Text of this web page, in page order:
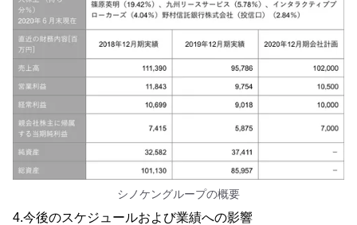
シノケングループの概要
4.今後のスケジュールおよび業績への影響